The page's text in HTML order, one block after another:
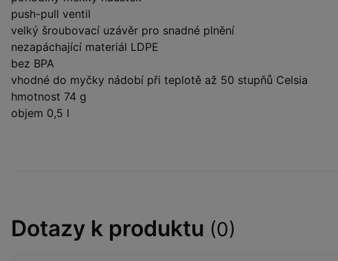
push-pull ventil
velký šroubovací uzávěr pro snadné plnění
nezapáchající materiál LDPE
bez BPA
vhodné do myčky nádobí při teplotě až 50 stupňů Celsia
hmotnost 74 g
objem 0,5 l
Dotazy k produktu (0)